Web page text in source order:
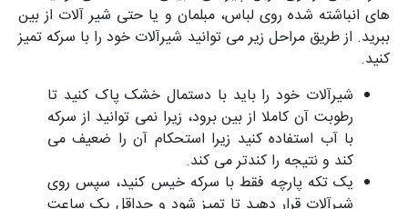
های انباشته شده روی لباس، مبلمان و یا حتی شیر آلات از بین
ببرید. از طریق مراحل زیر می توانید شیرآلات خود را با سرکه تمیز
کنید.
شیرآلات خود را باید با دستمال خشک پاک کنید تا
رطوبت آن کاملا از بین برود، زیرا نمی توانید از سرکه
با آب استفاده کنید زیرا استحکام آن را ضعیف می
کند و نتیجه را کندتر می کند.
یک تکه پارچه فقط با سرکه خیس کنید، سپس روی